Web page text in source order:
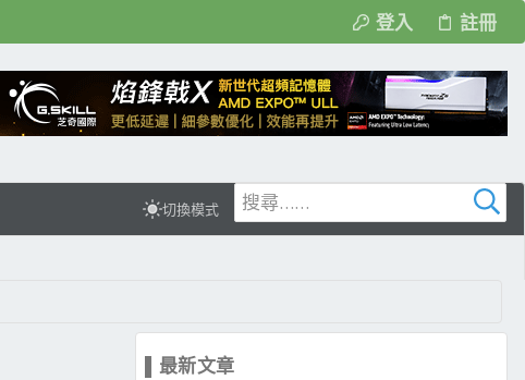
登入 註冊
切換模式
▌最新文章